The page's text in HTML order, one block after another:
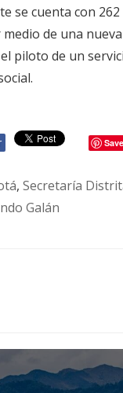
se cuenta con
de una
piloto de un
Save
, Secretaría
Galán